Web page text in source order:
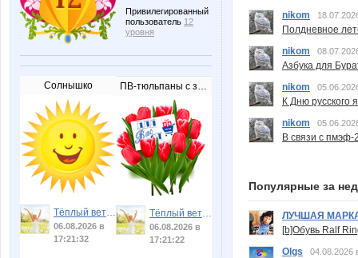
Привилегированный
пользователь 12
уровня
Солнышко
Тёплый ветер
06.08.2026 в
17:21:32
ПВ-тюльпаны с запиской
Тёплый ветер
06.08.2026 в
17:21:22
nikom
Полдневное
nikom
Азбука для
nikom
К Дню русского
nikom
В связи с пмэф-
Популярные за
ЛУЧШАЯ
[b]Обувь Ralf
Olgs
04.08.2026